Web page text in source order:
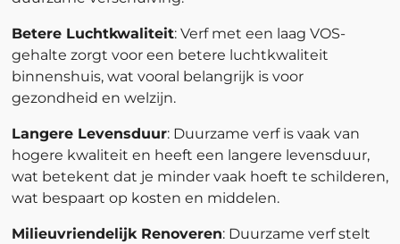
Betere Luchtkwaliteit: Verf met een laag VOS-
gehalte zorgt voor een betere luchtkwaliteit
binnenshuis, wat vooral belangrijk is voor
gezondheid en welzijn.
Langere Levensduur: Duurzame verf is vaak van
hogere kwaliteit en heeft een langere levensduur,
wat betekent dat je minder vaak hoeft te schilderen,
wat bespaart op kosten en middelen.
Milieuvriendelijk Renoveren: Duurzame verf stelt